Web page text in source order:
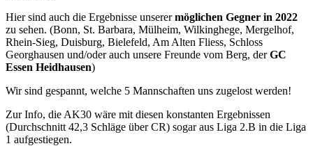
Hier sind auch die Ergebnisse unserermöglichen Gegner in 2022
zu sehen. (Bonn, St. Barbara, Mülheim, Wilkinghege, Mergelhof,
Rhein-Sieg, Duisburg, Bielefeld, Am Alten Fliess, Schloss
Georghausen und/oder auch unsere Freunde vom Berg, derGC
Essen Heidhausen)
Wir sind gespannt, welche 5 Mannschaften uns zugelost werden!
Zur Info, die AK30 wäre mit diesen konstanten Ergebnissen
(Durchschnitt 42,3 Schläge über CR) sogar aus Liga 2.B in die Liga
1 aufgestiegen.